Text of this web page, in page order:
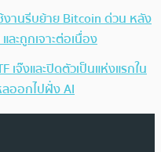
งานรีบย้าย Bitcoin ด่วน หลัง
ละถูกเจาะต่อเนื่อง
เจ๊งและปิดตัวเป็นแห่งแรกใน
ออกไปฝั่ง AI